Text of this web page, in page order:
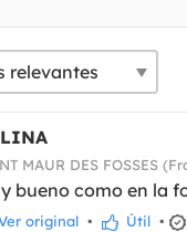
MAUR DES FOSSES
bueno como en la
original • Útil •